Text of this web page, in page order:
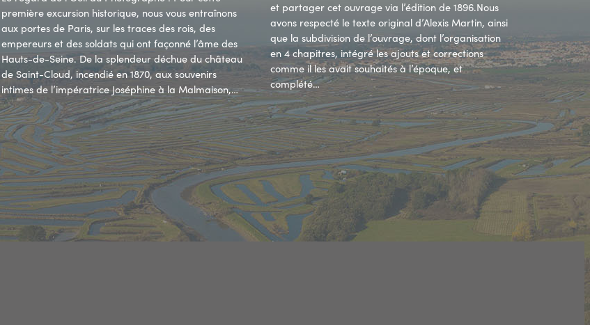
première excursion historique, nous vous entraînons
aux portes de Paris, sur les traces des rois, des
empereurs et des soldats qui ont façonné l’âme des
Hauts-de-Seine. De la splendeur déchue du château
de Saint-Cloud, incendié en 1870, aux souvenirs
intimes de l’impératrice Joséphine à la Malmaison,…
et partager cet ouvrage via l’édition de 1896.Nous
avons respecté le texte original d’Alexis Martin, ainsi
que la subdivision de l’ouvrage, dont l’organisation
en 4 chapitres, intégré les ajouts et corrections
comme il les avait souhaités à l’époque, et
complété…